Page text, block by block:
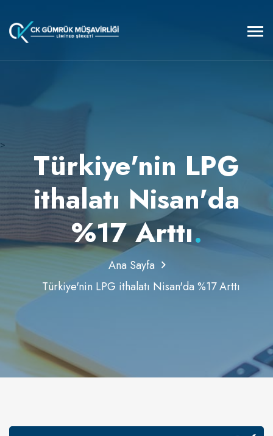
>
Türkiye'nin LPG
ithalatı Nisan'da
%17 Arttı.
Ana Sayfa
Türkiye'nin LPG ithalatı Nisan'da %17 Arttı